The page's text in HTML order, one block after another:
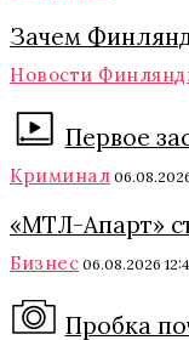
Зачем
Новости
Первое
Криминал
«МТЛ-Апарт»
Бизнес 06.08.2026
Пробка